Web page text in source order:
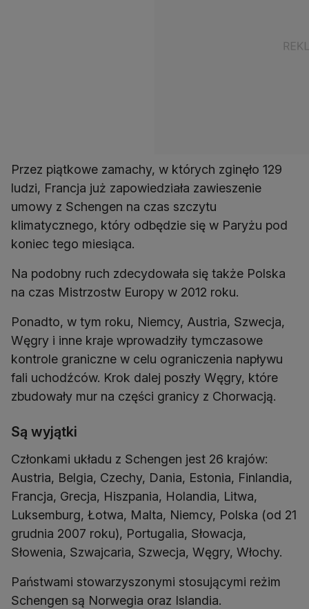
Przez piątkowe zamachy, w których zginęło 129
ludzi, Francja już zapowiedziała zawieszenie
umowy z Schengen na czas szczytu
klimatycznego, który odbędzie się w Paryżu pod
koniec tego miesiąca.
Na podobny ruch zdecydowała się także Polska
na czas Mistrzostw Europy w 2012 roku.
Ponadto, w tym roku, Niemcy, Austria, Szwecja,
Węgry i inne kraje wprowadziły tymczasowe
kontrole graniczne w celu ograniczenia napływu
fali uchodźców. Krok dalej poszły Węgry, które
zbudowały mur na części granicy z Chorwacją.
Są wyjątki
Członkami układu z Schengen jest 26 krajów:
Austria, Belgia, Czechy, Dania, Estonia, Finlandia,
Francja, Grecja, Hiszpania, Holandia, Litwa,
Luksemburg, Łotwa, Malta, Niemcy, Polska (od 21
grudnia 2007 roku), Portugalia, Słowacja,
Słowenia, Szwajcaria, Szwecja, Węgry, Włochy.
Państwami stowarzyszonymi stosującymi reżim
Schengen są Norwegia oraz Islandia.